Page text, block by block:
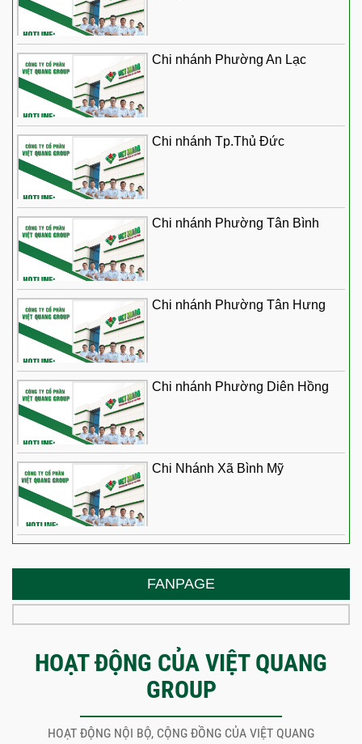
Chi nhánh Phường An Lạc
Chi nhánh Tp.Thủ Đức
Chi nhánh Phường Tân Bình
Chi nhánh Phường Tân Hưng
Chi nhánh Phường Diên Hồng
Chi Nhánh Xã Bình Mỹ
FANPAGE
HOẠT ĐỘNG CỦA VIỆT QUANG
GROUP
HOẠT ĐỘNG NỘI BỘ, CỘNG ĐỒNG CỦA VIỆT QUANG